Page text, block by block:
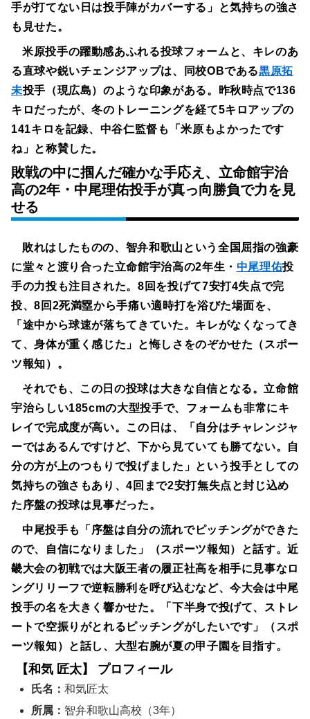
手が打てない日は投手陣がカバーする」と気持ちの強さ
も見せた。
米原投手の躍動感あふれる投球フォームと、キレのあ
る直球や鋭いチェンジアップは、同校OBである黒原拓
未投手（現広島）のような印象がある。昨秋時点で136
キロだったが、冬のトレーニングを経て5キロアップの
141キロを記録、中谷仁監督も「米原もよかったです
ね」と称賛した。
敗戦の中に掴んだ確かな手応え、立命館宇治
高の2年・中尾理佑投手が真っ向勝負で力を見
せる
敗れはしたものの、智弁和歌山という全国屈指の強豪
に堂々と渡り合った立命館宇治高の2年生・ 中尾理佑投
手の力投も注目された。8回を投げて7安打4失点で完
投、8回2死満塁から手痛い適時打を浴びた場面を、
「途中から球速が落ちてきていた。キレがなくなってき
て、身体が重く感じた」と悔しさをのぞかせた（スポー
ツ報知）。
それでも、この日の投球は大きな自信となる。立命館
宇治らしい185cmの大型投手で、フォームも非常にキ
レイで完成度が高い。この日は、「自分はチャレンジャ
ーではあるんですけど、下から見ていても勝てない。自
分の方が上のつもりで投げました」という投手としての
気持ちの強さもあり、4回まで2安打無失点と封じ込め
た序盤の投球は見事だった。
中尾投手も「序盤は自分の流れでピッチングができた
ので、自信になりました」（スポーツ報知）と話す。近
畿大会の初戦では大阪王者の履正社高を相手に見事なロ
ングリリーフで逆転勝利を呼び込むなど、今大会は中尾
投手の名を大きく響かせた。「下半身で投げて、ストレ
ートで空振りがとれるピッチングがしたいです」（スポ
ーツ報知）と話し、大型右腕が夏の甲子園を目指す。
【和気 匠太】 プロフィール
氏名：和気匠太
所属： 智弁和歌山高校（3年）